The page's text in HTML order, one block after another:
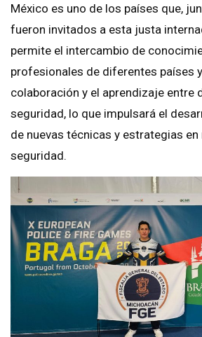
México es uno de los países que,
fueron invitados a esta justa
permite el intercambio de
profesionales de diferentes países
colaboración y el aprendizaje entre
seguridad, lo que impulsará el
de nuevas técnicas y estrategias
seguridad.